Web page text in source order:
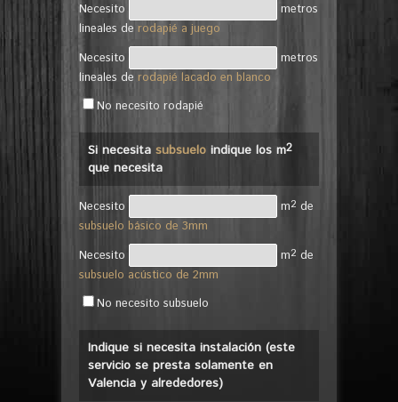
Necesito
metros
lineales de rodapié a juego
Necesito
metros
lineales de rodapié lacado en blanco
No necesito rodapié
Si necesita subsuelo indique los m2
que necesita
Necesito m2 de
subsuelo básico de 3mm
Necesito
m2 de
subsuelo acústico de 2mm
No necesito subsuelo
Indique si necesita instalación (este
servicio se presta solamente en
Valencia y alrededores)